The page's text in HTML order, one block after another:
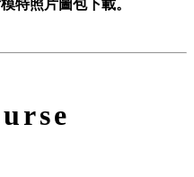
特照片圖包下載。